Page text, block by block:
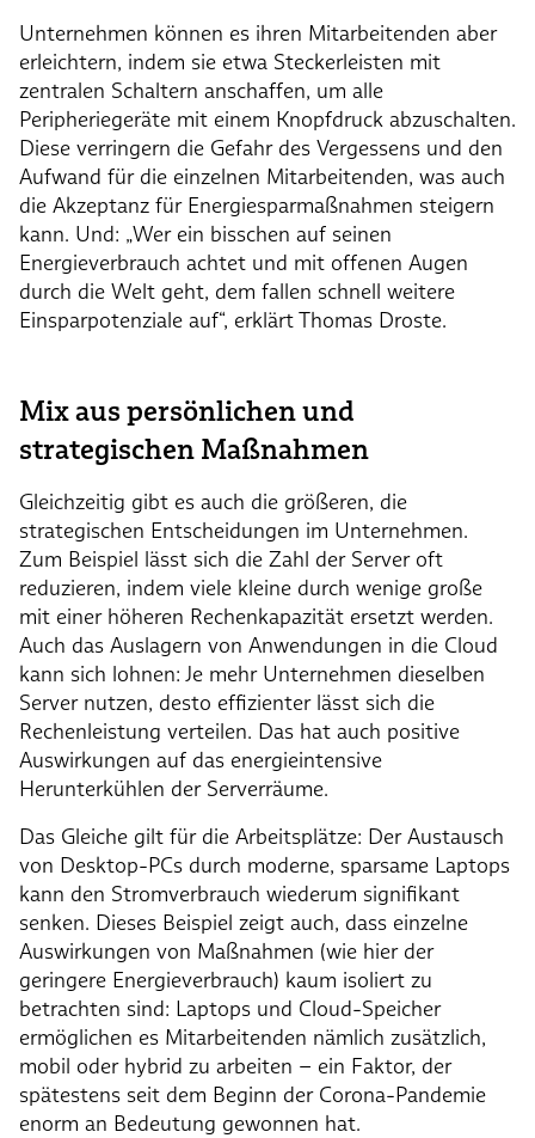
Unternehmen können es ihren Mitarbeitenden aber
erleichtern, indem sie etwa Steckerleisten mit
zentralen Schaltern anschaffen, um alle
Peripheriegeräte mit einem Knopfdruck abzuschalten.
Diese verringern die Gefahr des Vergessens und den
Aufwand für die einzelnen Mitarbeitenden, was auch
die Akzeptanz für Energiesparmaßnahmen steigern
kann. Und: „Wer ein bisschen auf seinen
Energieverbrauch achtet und mit offenen Augen
durch die Welt geht, dem fallen schnell weitere
Einsparpotenziale auf“, erklärt Thomas Droste.
Mix aus persönlichen und
strategischen Maßnahmen
Gleichzeitig gibt es auch die größeren, die
strategischen Entscheidungen im Unternehmen.
Zum Beispiel lässt sich die Zahl der Server oft
reduzieren, indem viele kleine durch wenige große
mit einer höheren Rechenkapazität ersetzt werden.
Auch das Auslagern von Anwendungen in die Cloud
kann sich lohnen: Je mehr Unternehmen dieselben
Server nutzen, desto effizienter lässt sich die
Rechenleistung verteilen. Das hat auch positive
Auswirkungen auf das energieintensive
Herunterkühlen der Serverräume.
Das Gleiche gilt für die Arbeitsplätze: Der Austausch
von Desktop-PCs durch moderne, sparsame Laptops
kann den Stromverbrauch wiederum signifikant
senken. Dieses Beispiel zeigt auch, dass einzelne
Auswirkungen von Maßnahmen (wie hier der
geringere Energieverbrauch) kaum isoliert zu
betrachten sind: Laptops und Cloud-Speicher
ermöglichen es Mitarbeitenden nämlich zusätzlich,
mobil oder hybrid zu arbeiten – ein Faktor, der
spätestens seit dem Beginn der Corona-Pandemie
enorm an Bedeutung gewonnen hat.